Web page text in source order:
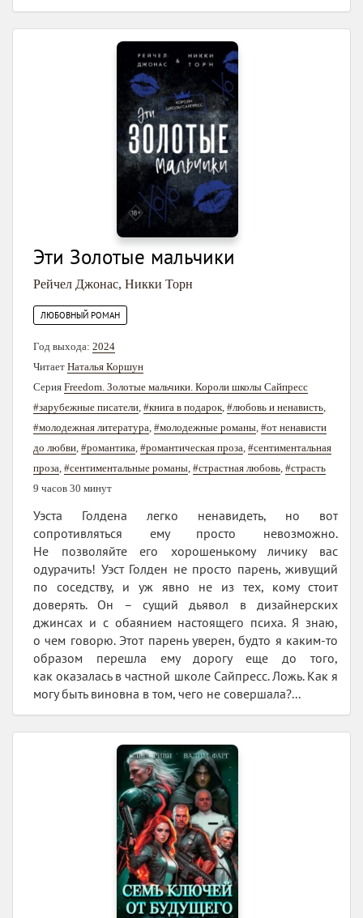
Эти Золотые мальчики
Рейчел Джонас, Никки Торн
ЛЮБОВНЫЙ РОМАН
Год выхода: 2024
Читает Наталья Коршун
Серия Freedom. Золотые мальчики. Короли школы Сайпресс
#зарубежные писатели, #книга в подарок, #любовь и ненависть,
#молодежная литература, #молодежные романы, #от ненависти
до любви, #романтика, #романтическая проза, #сентиментальная
проза, #сентиментальные романы, #страстная любовь, #страсть
9 часов 30 минут
Уэста Голдена легко ненавидеть, но вот
сопротивляться ему просто невозможно.
Не позволяйте его хорошенькому личику вас
одурачить! Уэст Голден не просто парень, живущий
по соседству, и уж явно не из тех, кому стоит
доверять. Он – сущий дьявол в дизайнерских
джинсах и с обаянием настоящего психа. Я знаю,
о чем говорю. Этот парень уверен, будто я каким-то
образом перешла ему дорогу еще до того,
как оказалась в частной школе Сайпресс. Ложь. Как я
могу быть виновна в том, чего не совершала?...